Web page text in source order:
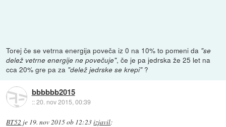
Torej če se vetrna energija poveča iz 0 na 10% to pomeni da "se
delež vetrne energije ne povečuje", če je pa jedrska že 25 let na
cca 20% gre pa za "delež jedrske se krepi"?
bbbbbb2015
::20. nov 2015, 00:39
BT52 je 19. nov 2015 ob 12:23izjavil: